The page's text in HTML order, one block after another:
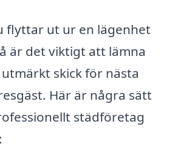
flyttar ut ur en lägenhet
är det viktigt att lämna
skick för nästa
Här är några sätt
städföretag